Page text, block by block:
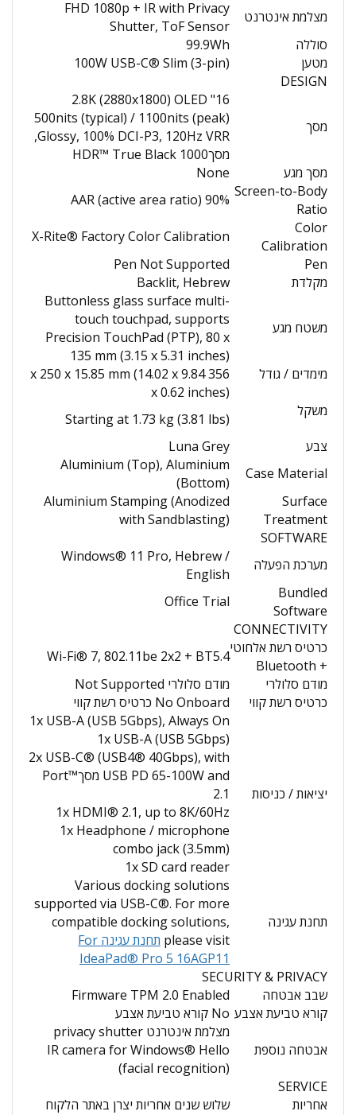
מצלמת אינטרנט
FHD 1080p + IR with Privacy
Shutter, ToF Sensor
סוללה
99.9Wh
מטען
100W USB-C® Slim (3-pin)
DESIGN
מסך
16" 2.8K (2880x1800) OLED
500nits (typical) / 1100nits (peak)
Glossy, 100% DCI-P3, 120Hz VRR,
מסךHDR™ True Black 1000
מסך מגע
None
Screen-to-Body
Ratio
90% AAR (active area ratio)
Color
Calibration
X-Rite® Factory Color Calibration
Pen
Pen Not Supported
מקלדת
Backlit, Hebrew
משטח מגע
Buttonless glass surface multi-
touch touchpad, supports
Precision TouchPad (PTP), 80 x
135 mm (3.15 x 5.31 inches)
מימדים / גודל
356 x 250 x 15.85 mm (14.02 x 9.84
x 0.62 inches)
משקל
Starting at 1.73 kg (3.81 lbs)
צבע
Luna Grey
Case Material
Aluminium (Top), Aluminium
(Bottom)
Surface
Treatment
Aluminium Stamping (Anodized
with Sandblasting)
SOFTWARE
מערכת הפעלה
Windows® 11 Pro, Hebrew /
English
Bundled
Software
Office Trial
CONNECTIVITY
כרטיס רשת אלחוטי
+ Bluetooth
Wi-Fi® 7, 802.11be 2x2 + BT5.4
מודם סלולרי
מודם סלולרי Not Supported
כרטיס רשת קווי
No Onboard כרטיס רשת קווי
יציאות / כניסות
1x USB-A (USB 5Gbps), Always On
1x USB-A (USB 5Gbps)
2x USB-C® (USB4® 40Gbps), with
USB PD 65-100W and מסךPort™
2.1
1x HDMI® 2.1, up to 8K/60Hz
1x Headphone / microphone
combo jack (3.5mm)
1x SD card reader
תחנת עגינה
Various docking solutions
supported via USB-C®. For more
compatible docking solutions,
please visit
תחנת עגינה For
IdeaPad® Pro 5 16AGP11
SECURITY & PRIVACY
שבב אבטחה
Firmware TPM 2.0 Enabled
קורא טביעת אצבע No קורא טביעת אצבע
אבטחה נוספת
מצלמת אינטרנט privacy shutter
IR camera for Windows® Hello
(facial recognition)
SERVICE
אחריות
שלוש שנים אחריות יצרן באתר הלקוח